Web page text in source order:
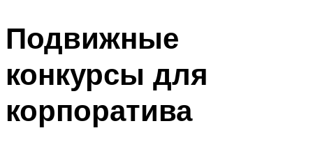
Подвижные
конкурсы для
корпоратива